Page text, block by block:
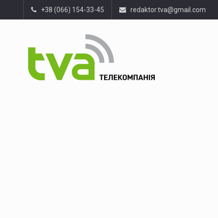
+38 (066) 154-33-45 redaktor.tva@gmail.com